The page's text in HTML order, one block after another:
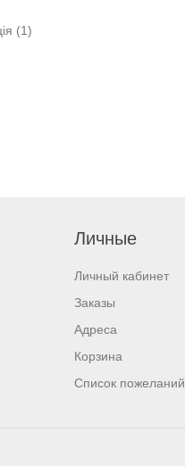
(1)
Личные
Личный кабинет
Заказы
Адреса
Корзина
Список пожеланий